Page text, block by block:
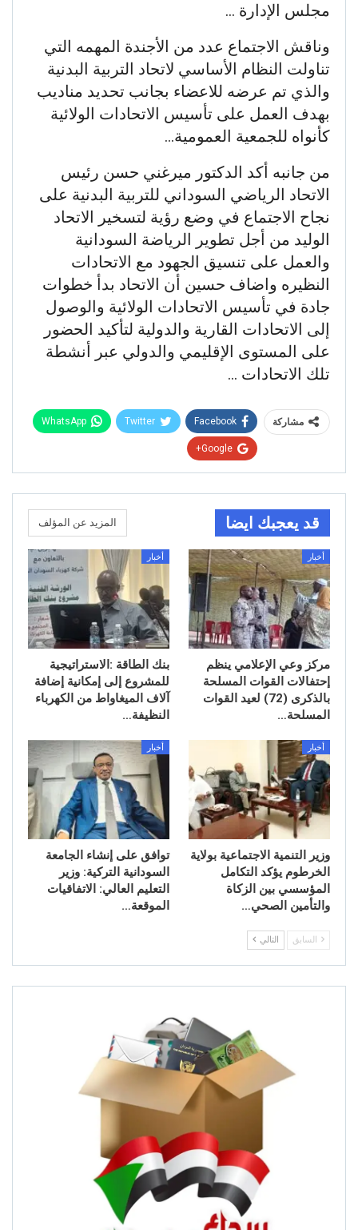
مجلس الإدارة …
وناقش الاجتماع عدد من الأجندة المهمه التي
تناولت النظام الأساسي لاتحاد التربية البدنية
والذي تم عرضه للاعضاء بجانب تحديد مناديب
بهدف العمل على تأسيس الاتحادات الولائية
كأنواه للجمعية العمومية…
من جانبه أكد الدكتور ميرغني حسن رئيس
الاتحاد الرياضي السوداني للتربية البدنية على
نجاح الاجتماع في وضع رؤية لتسخير الاتحاد
الوليد من أجل تطوير الرياضة السودانية
والعمل على تنسيق الجهود مع الاتحادات
النظيره واضاف حسين أن الاتحاد بدأ خطوات
جادة في تأسيس الاتحادات الولائية والوصول
إلى الاتحادات القارية والدولية لتأكيد الحضور
على المستوى الإقليمي والدولي عبر أنشطة
تلك الاتحادات …
مشاركة Facebook
Twitter
WhatsApp
Google+
قد يعجبك ايضا المزيد عن المؤلف
أخبار
مركز وعي الإعلامي ينظم
إحتفالات القوات المسلحة
بالذكرى (72) لعيد القوات
المسلحة…
أخبار
بنك الطاقة :الاستراتيجية
للمشروع إلى إمكانية إضافة
آلاف الميغاواط من الكهرباء
النظيفة…
أخبار
وزير التنمية الاجتماعية بولاية
الخرطوم يؤكد التكامل
المؤسسي بين الزكاة
والتأمين الصحي…
أخبار
توافق على إنشاء الجامعة
السودانية التركية: وزير
التعليم العالي: الاتفاقيات
الموقعة…
السابق التالي